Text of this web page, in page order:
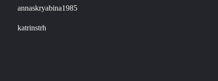
annaskryabina1985
katrinstrh